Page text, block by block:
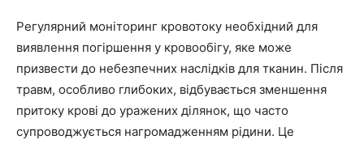
Регулярний моніторинг кровотоку необхідний для
виявлення погіршення у кровообігу, яке може
призвести до небезпечних наслідків для тканин. Після
травм, особливо глибоких, відбувається зменшення
притоку крові до уражених ділянок, що часто
супроводжується нагромадженням рідини. Це